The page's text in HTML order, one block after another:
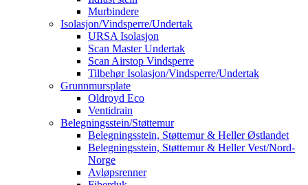
Murbindere
Isolasjon/Vindsperre/Undertak
URSA Isolasjon
Scan Master Undertak
Scan Airstop Vindsperre
Tilbehør Isolasjon/Vindsperre/Undertak
Grunnmursplate
Oldroyd Eco
Ventidrain
Belegningsstein/Støttemur
Belegningsstein, Støttemur & Heller Østlandet
Belegningsstein, Støttemur & Heller Vest/Nord-
Norge
Avløpsrenner